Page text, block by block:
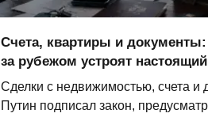
Счета, квартиры и
за рубежом устроят
Сделки с недвижимостью, счета и
Путин подписал закон,